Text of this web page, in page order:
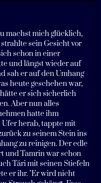
machst mich glücklich,
sein Gesicht vor
schon in einer
und längst wieder auf
sah er auf den Umhang
heute geschehen war,
er sich sicherlich
Aber nun alles
hatte ihm
herab, tappte mit
zu seinem Stein ins
zu reinigen. Der edle
und Tamrin war schon
Tári mit seinen Stiefeln
er ihr. "Er wird nicht